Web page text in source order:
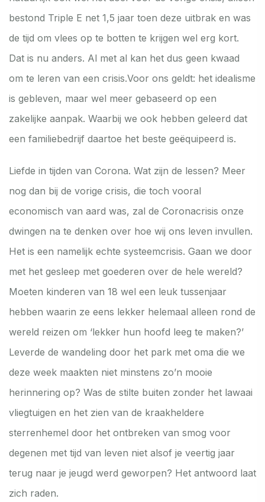
bestond Triple E net 1,5 jaar toen deze uitbrak en was
de tijd om vlees op te botten te krijgen wel erg kort.
Dat is nu anders. Al met al kan het dus geen kwaad
om te leren van een crisis.Voor ons geldt: het idealisme
is gebleven, maar wel meer gebaseerd op een
zakelijke aanpak. Waarbij we ook hebben geleerd dat
een familiebedrijf daartoe het beste geëquipeerd is.
Liefde in tijden van Corona. Wat zijn de lessen? Meer
nog dan bij de vorige crisis, die toch vooral
economisch van aard was, zal de Coronacrisis onze
dwingen na te denken over hoe wij ons leven invullen.
Het is een namelijk echte systeemcrisis. Gaan we door
met het gesleep met goederen over de hele wereld?
Moeten kinderen van 18 wel een leuk tussenjaar
hebben waarin ze eens lekker helemaal alleen rond de
wereld reizen om ‘lekker hun hoofd leeg te maken?’
Leverde de wandeling door het park met oma die we
deze week maakten niet minstens zo’n mooie
herinnering op? Was de stilte buiten zonder het lawaai
vliegtuigen en het zien van de kraakheldere
sterrenhemel door het ontbreken van smog voor
degenen met tijd van leven niet alsof je veertig jaar
terug naar je jeugd werd geworpen? Het antwoord laat
zich raden.